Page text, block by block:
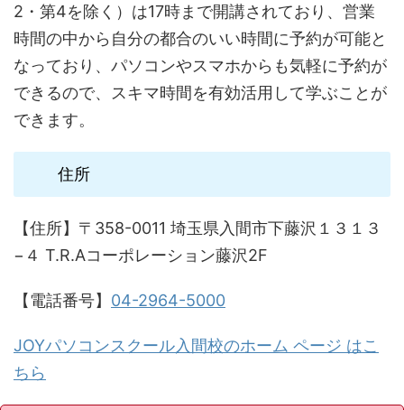
2・第4を除く）は17時まで開講されており、営業
時間の中から自分の都合のいい時間に予約が可能と
なっており、パソコンやスマホからも気軽に予約が
できるので、スキマ時間を有効活用して学ぶことが
できます。
住所
【住所】〒358-0011 埼玉県入間市下藤沢１３１３
−４ T.R.Aコーポレーション藤沢2F
【電話番号】 04-2964-5000
JOYパソコンスクール入間校のホーム ページ はこ
ちら